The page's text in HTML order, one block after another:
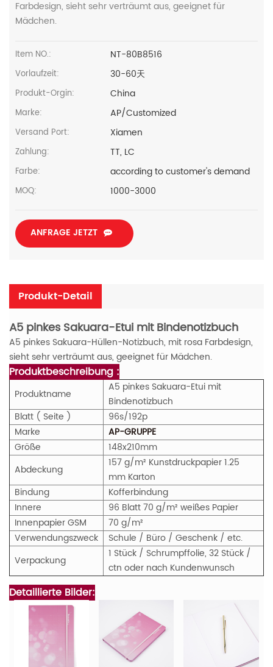
Farbdesign, sieht sehr verträumt aus, geeignet für
Mädchen.
Item NO.: NT-80B8516
Vorlaufzeit: 30-60天
Produkt-Orgin: China
Marke: AP/Customized
Versand Port: Xiamen
Zahlung: TT, LC
Farbe: according to customer's demand
MOQ: 1000-3000
ANFRAGE JETZT
Produkt-Detail
A5 pinkes Sakuara-Etui mit Bindenotizbuch
A5 pinkes Sakuara-Hüllen-Notizbuch, mit rosa Farbdesign,
sieht sehr verträumt aus, geeignet für Mädchen.
Produktbeschreibung :
Produktname
A5 pinkes Sakuara-Etui mit
Bindenotizbuch
Blatt ( Seite )
96s/192p
Marke
AP-GRUPPE
Größe
148x210mm
Abdeckung
157 g/m² Kunstdruckpapier 1.25
mm Karton
Bindung
Kofferbindung
Innere
96 Blatt 70 g/m² weißes Papier
Innenpapier GSM
70 g/m²
Verwendungszweck
Schule / Büro / Geschenk / etc.
Verpackung
1 Stück / Schrumpffolie, 32 Stück /
ctn oder nach Kundenwunsch
Detaillierte Bilder: